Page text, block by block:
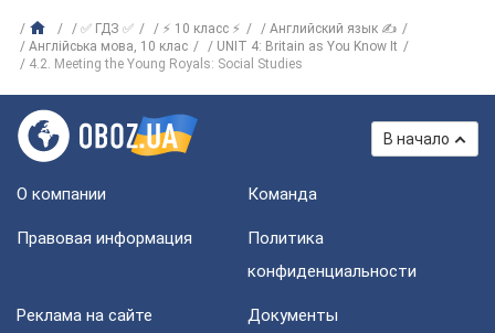
✅ ГДЗ ✅ ⚡ 10 класс ⚡
Английский язык ✍
Англійська мова, 10 клас
UNIT 4: Britain as You Know It
4.2. Meeting the Young Royals: Social Studies
В начало
О компании Команда
Правовая информация
Политика
конфиденциальности
Реклама на сайте Документы